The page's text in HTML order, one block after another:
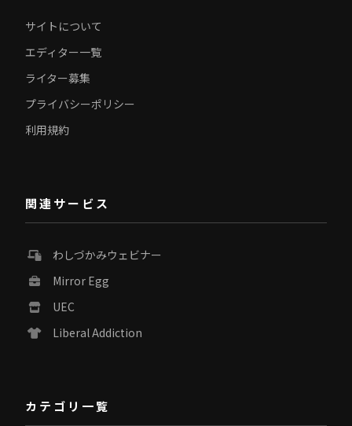
サイトについて
エディター一覧
ライター募集
プライバシーポリシー
利用規約
関連サービス
わしづかみウェビナー
Mirror Egg
UEC
Liberal Addiction
カテゴリ一覧